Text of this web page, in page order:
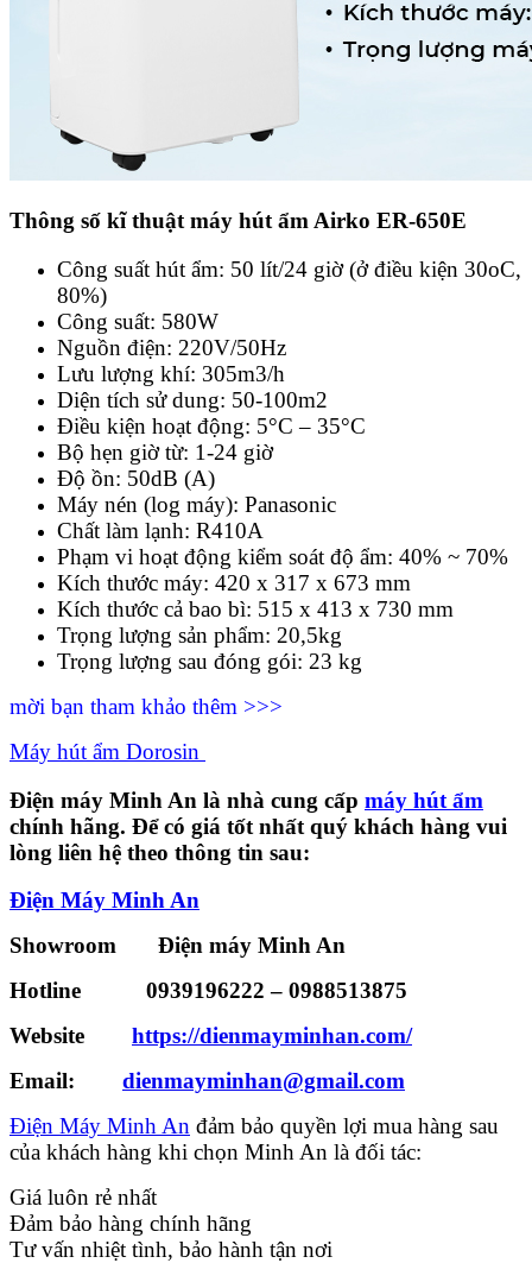
Thông số kĩ thuậtmáy hút ẩm Airko ER-650E
Công suất hút ẩm: 50 lít/24 giờ (ở điều kiện 30oC,
80%)
Công suất: 580W
Nguồn điện: 220V/50Hz
Lưu lượng khí: 305m3/h
Diện tích sử dung: 50-100m2
Điều kiện hoạt động: 5°C – 35°C
Bộ hẹn giờ từ: 1-24 giờ
Độ ồn: 50dB (A)
Máy nén (log máy): Panasonic
Chất làm lạnh: R410A
Phạm vi hoạt động kiểm soát độ ẩm: 40% ~ 70%
Kích thước máy: 420 x 317 x 673 mm
Kích thước cả bao bì: 515 x 413 x 730 mm
Trọng lượng sản phẩm: 20,5kg
Trọng lượng sau đóng gói: 23 kg
mời bạn tham khảo thêm >>>
Máy hút ẩm Dorosin
Điện máy Minh An là nhà cung cấp máy hút ẩm
chính hãng. Để có giá tốt nhất quý khách hàng vui
lòng liên hệ theo thông tin sau:
Điện Máy Minh An
Showroom Điện máy Minh An
Hotline 0939196222 – 0988513875
Website https://dienmayminhan.com/
Email: dienmayminhan@gmail.com
Điện Máy Minh An đảm bảo quyền lợi mua hàng sau
của khách hàng khi chọn Minh An là đối tác:
Giá luôn rẻ nhất
Đảm bảo hàng chính hãng
Tư vấn nhiệt tình, bảo hành tận nơi